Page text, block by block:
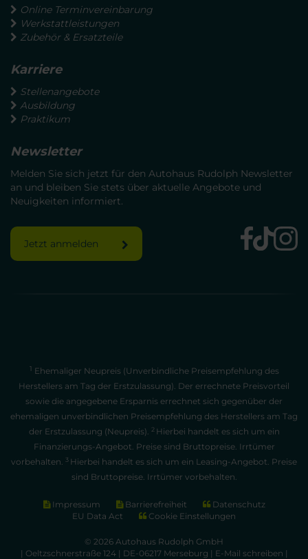
Online Terminvereinbarung
Werkstattleistungen
Zubehör & Ersatzteile
Karriere
Stellenangebote
Ausbildung
Praktikum
Newsletter
Melden Sie sich jetzt für den Autohaus Rudolph Newsletter
an und bleiben Sie stets über aktuelle Angebote und
Neuigkeiten informiert.
Jetzt anmelden
1 Ehemaliger Neupreis (Unverbindliche Preisempfehlung des
Herstellers am Tag der Erstzulassung). Der errechnete Preisvorteil
sowie die angegebene Ersparnis errechnet sich gegenüber der
ehemaligen unverbindlichen Preisempfehlung des Herstellers am Tag
der Erstzulassung (Neupreis). 2 Hierbei handelt es sich um ein
Finanzierungs-Angebot. Preise sind Bruttopreise. Irrtümer
vorbehalten. 3 Hierbei handelt es sich um ein Leasing-Angebot. Preise
sind Bruttopreise. Irrtümer vorbehalten.
Impressum Barrierefreiheit
Datenschutz
EU Data Act
Cookie Einstellungen
© 2026 Autohaus Rudolph GmbH
| Oeltzschnerstraße 124 | DE-06217 Merseburg | E-Mail schreiben |